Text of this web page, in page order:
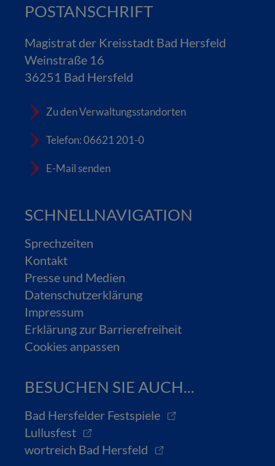
POSTANSCHRIFT
Magistrat der Kreisstadt Bad Hersfeld
Weinstraße 16
36251 Bad Hersfeld
Zu den Verwaltungsstandorten
Telefon: 06621 201-0
E-Mail senden
SCHNELLNAVIGATION
Sprechzeiten
Kontakt
Presse und Medien
Datenschutzerklärung
Impressum
Erklärung zur Barrierefreiheit
Cookies anpassen
BESUCHEN SIE AUCH...
Bad Hersfelder Festspiele
Lullusfest
wortreich Bad Hersfeld